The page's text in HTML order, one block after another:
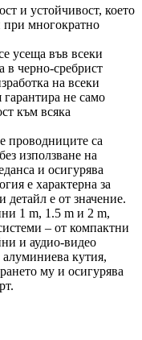
и устойчивост, което
при многократно
усеща във всеки
в черно‑сребрист
на всеки
не само
към всяка
проводниците са
използване на
и осигурява
е характерна за
детайл е от значение.
1 m, 1.5 m и 2 m,
– от компактни
и аудио‑видео
кутия,
му и осигурява